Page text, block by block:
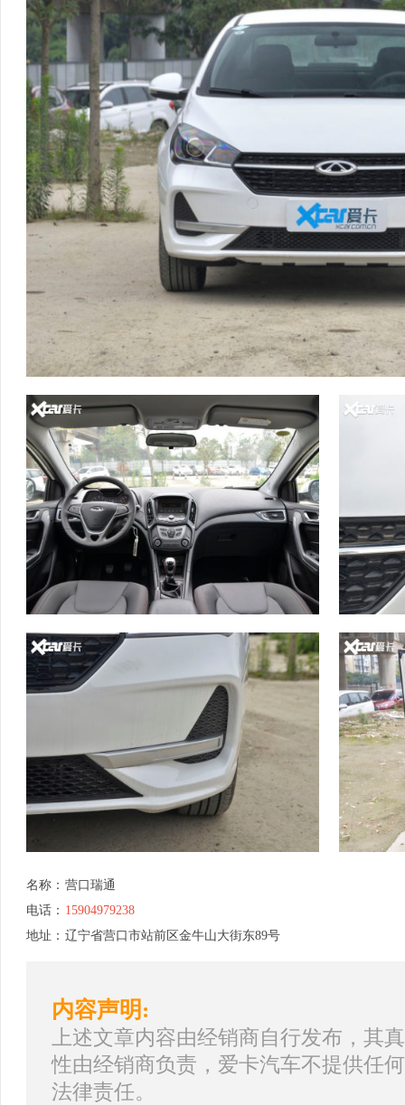
名称： 营口瑞通
电话： 15904979238
地址： 辽宁省营口市站前区金牛山大街东89号
内容声明:
上述文章内容由经销商自行发布，其
性由经销商负责，爱卡汽车不提供任
法律责任。